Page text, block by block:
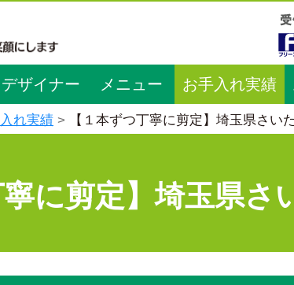
ザイナー メニュー お手入れ実績
れ実績 【１本ずつ丁寧に剪定】埼玉県さい
寧に剪定】埼玉県